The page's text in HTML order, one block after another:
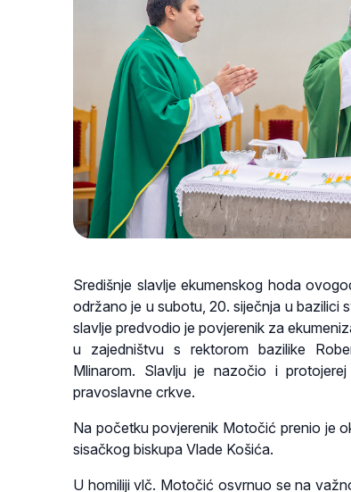
Središnje slavlje ekumenskog hoda
održano je u subotu, 20. siječnja u bazilici
slavlje predvodio je povjerenik za
u zajedništvu s rektorom bazilike
Mlinarom. Slavlju je nazočio i
pravoslavne crkve.
Na početku povjerenik Motočić prenio je
sisačkog biskupa Vlade Košića.
U homiliji vlč. Motočić osvrnuo se na